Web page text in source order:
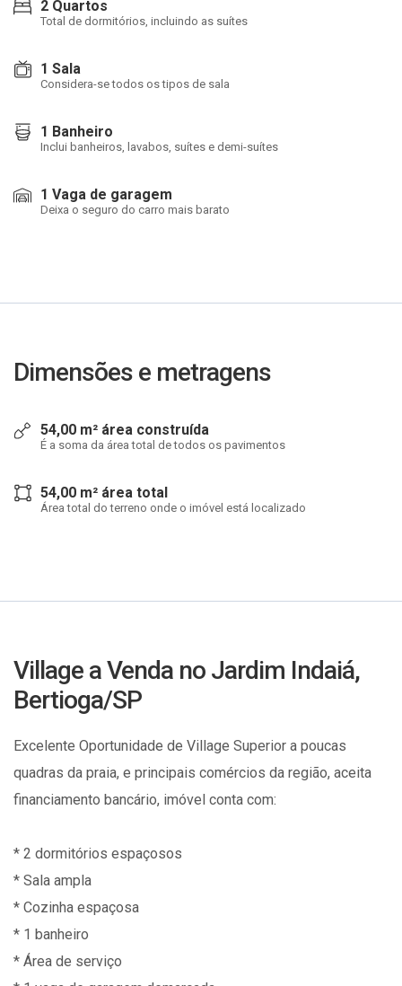
2 Quartos
Total de dormitórios, incluindo as suítes
1 Sala
Considera-se todos os tipos de sala
1 Banheiro
Inclui banheiros, lavabos, suítes e demi-suítes
1 Vaga de garagem
Deixa o seguro do carro mais barato
Dimensões e metragens
54,00 m² área construída
É a soma da área total de todos os pavimentos
54,00 m² área total
Área total do terreno onde o imóvel está localizado
Village a Venda no Jardim Indaiá,
Bertioga/SP
Excelente Oportunidade de Village Superior a poucas
quadras da praia, e principais comércios da região, aceita
financiamento bancário, imóvel conta com:
* 2 dormitórios espaçosos
* Sala ampla
* Cozinha espaçosa
* 1 banheiro
* Área de serviço